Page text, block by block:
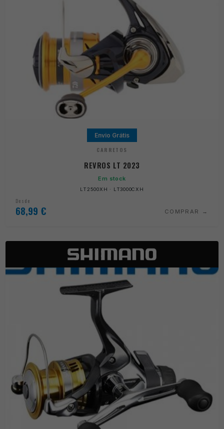
Envio Grátis
CARRETOS
REVROS LT 2023
Em stock
LT2500XH · LT3000CXH
Desde
68,99 € COMPRAR